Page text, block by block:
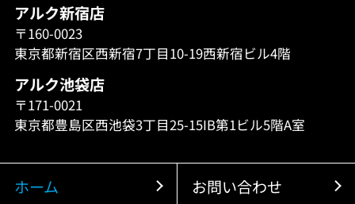
アルク新宿店
〒160-0023
東京都新宿区西新宿7丁目10-19西新宿ビル4階
アルク池袋店
〒171-0021
東京都豊島区西池袋3丁目25-15IB第1ビル5階A室
ホーム お問い合わせ